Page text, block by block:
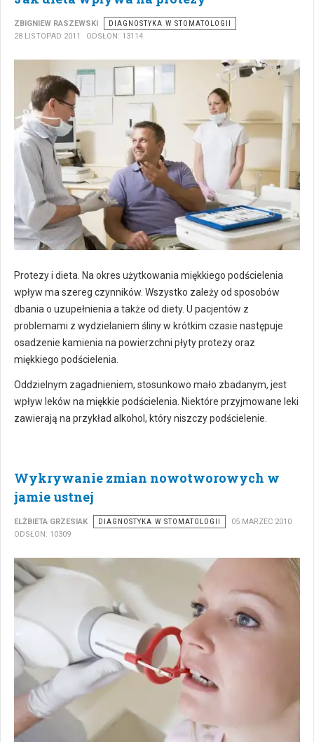
ZBIGNIEW RASZEWSKI
DIAGNOSTYKA W STOMATOLOGII
28 LISTOPAD 2011
ODSŁON: 13114
Protezy i dieta. Na okres użytkowania miękkiego podścielenia
wpływ ma szereg czynników. Wszystko zależy od sposobów
dbania o uzupełnienia a także od diety. U pacjentów z
problemami z wydzielaniem śliny w krótkim czasie następuje
osadzenie kamienia na powierzchni płyty protezy oraz
miękkiego podścielenia.
Oddzielnym zagadnieniem, stosunkowo mało zbadanym, jest
wpływ leków na miękkie podścielenia. Niektóre przyjmowane leki
zawierają na przykład alkohol, który niszczy podścielenie.
Wykrywanie zmian nowotworowych w
jamie ustnej
ELŻBIETA GRZESIAK DIAGNOSTYKA W STOMATOLOGII
05 MARZEC 2010
ODSŁON: 10309